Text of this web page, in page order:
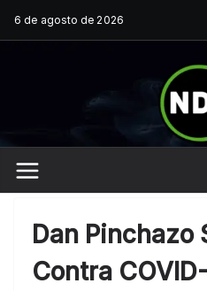
Saltar
al
6 de agosto de 2026
Dan Pinchazo
Contra